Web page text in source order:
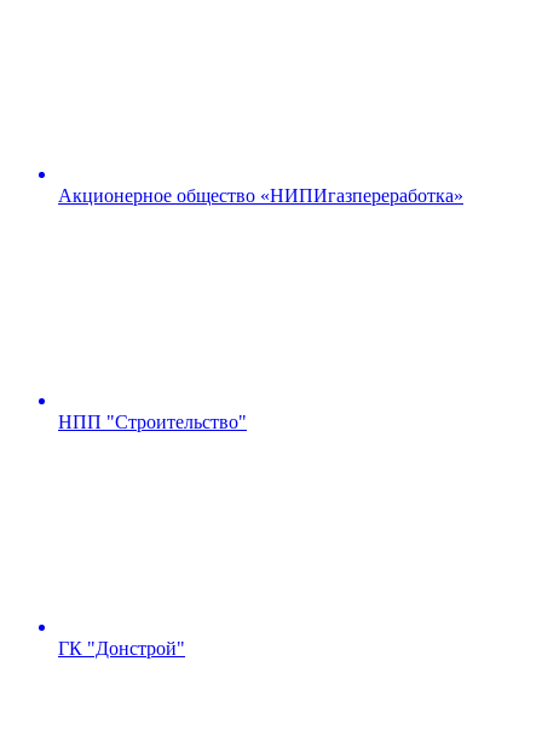
Акционерное общество «НИПИгазпереработка»
НПП "Строительство"
ГК "Донстрой"